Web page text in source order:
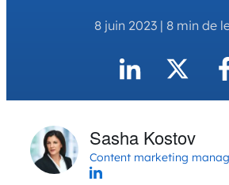
8 juin 2023 | 8 min de
Sasha Kostov
Content marketing